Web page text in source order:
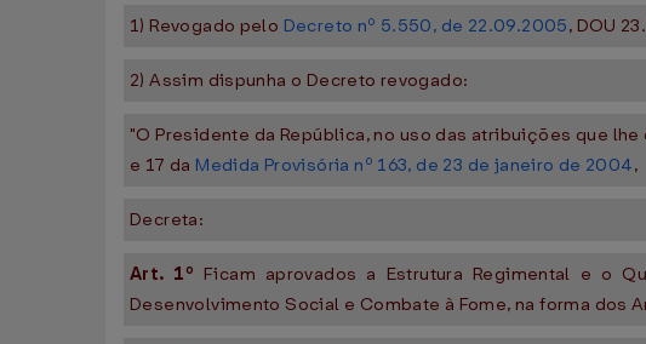
1) Revogado pelo Decreto nº 5.550, de 22.09.2005, DOU
2) Assim dispunha o Decreto revogado:
"O Presidente da República, no uso das atribuições que
e 17 da Medida Provisória nº 163, de 23 de janeiro de 2004,
Decreta:
Art. 1º Ficam aprovados a Estrutura Regimental e o
Desenvolvimento Social e Combate à Fome, na forma dos